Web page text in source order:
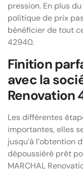
pression. En plus
politique de prix
bénéficier de tout
42940.
Finition
avec la
Renovation
Les différentes
importantes, elles
jusqu’à l’obtention
dépoussiéré prêt
MARCHAL